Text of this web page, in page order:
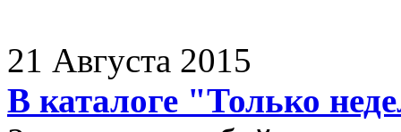
21 Августа 2015
В каталоге "Только